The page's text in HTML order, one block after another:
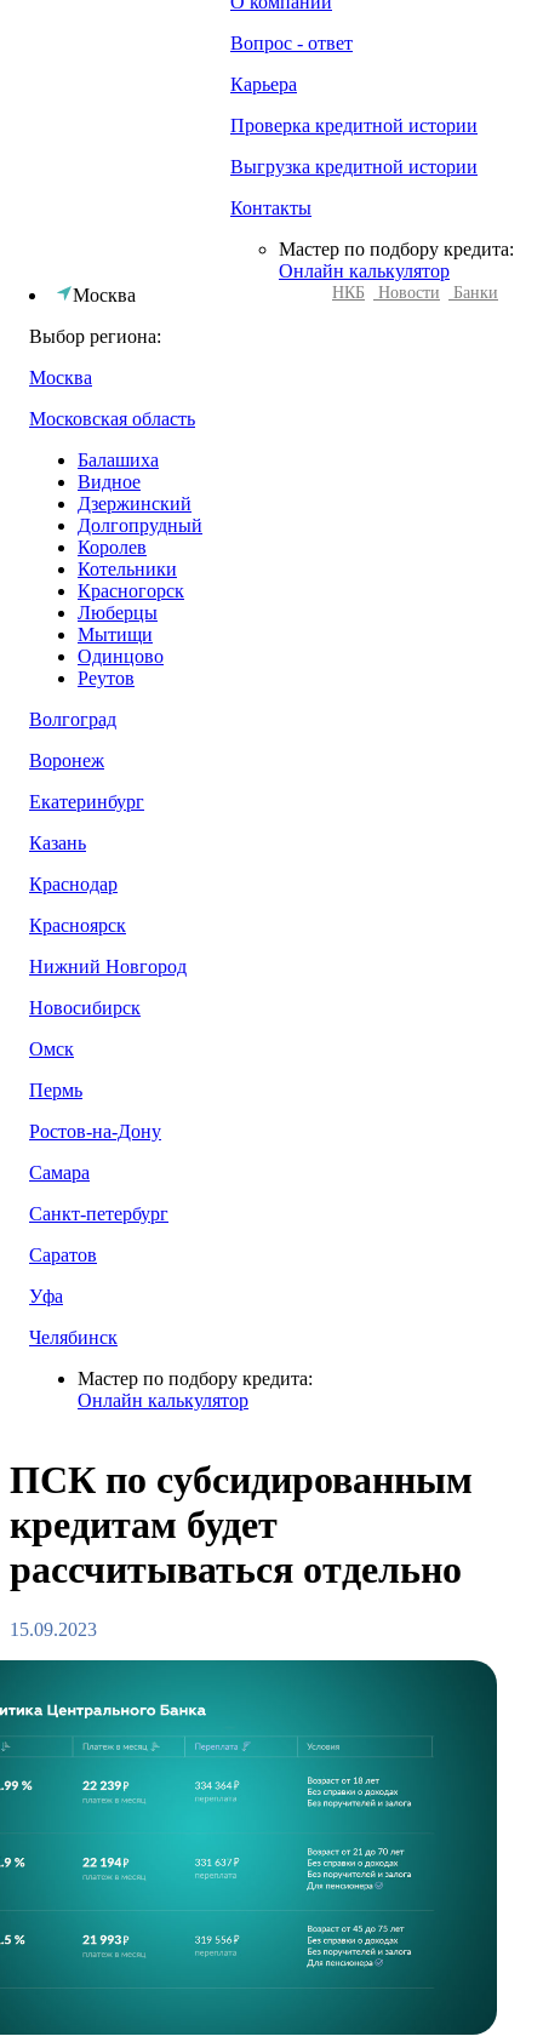
Вопрос - ответ
Карьера
Проверка кредитной истории
Выгрузка кредитной истории
Контакты
Мастер по подбору кредита:
Онлайн калькулятор
Москва
Выбор региона:
Москва
Московская область
Балашиха
Видное
Дзержинский
Долгопрудный
Королев
Котельники
Красногорск
Люберцы
Мытищи
Одинцово
Реутов
Волгоград
Воронеж
Екатеринбург
Казань
Краснодар
Красноярск
Нижний Новгород
Новосибирск
Омск
Пермь
Ростов-на-Дону
Самара
Санкт-петербург
Саратов
Уфа
Челябинск
Мастер по подбору кредита:
Онлайн калькулятор
НКБ Новости Банки
ПСК по субсидированным
кредитам будет
рассчитываться отдельно
15.09.2023